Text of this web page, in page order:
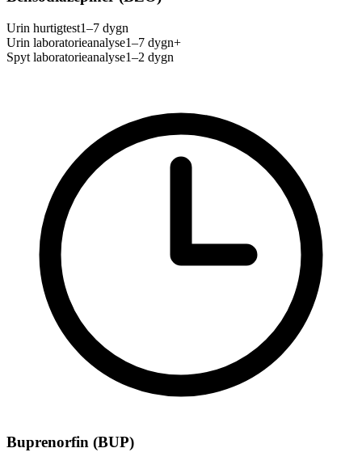
Urin hurtigtest1–7 dygn
Urin laboratorieanalyse1–7 dygn+
Spyt laboratorieanalyse1–2 dygn
Buprenorfin (BUP)